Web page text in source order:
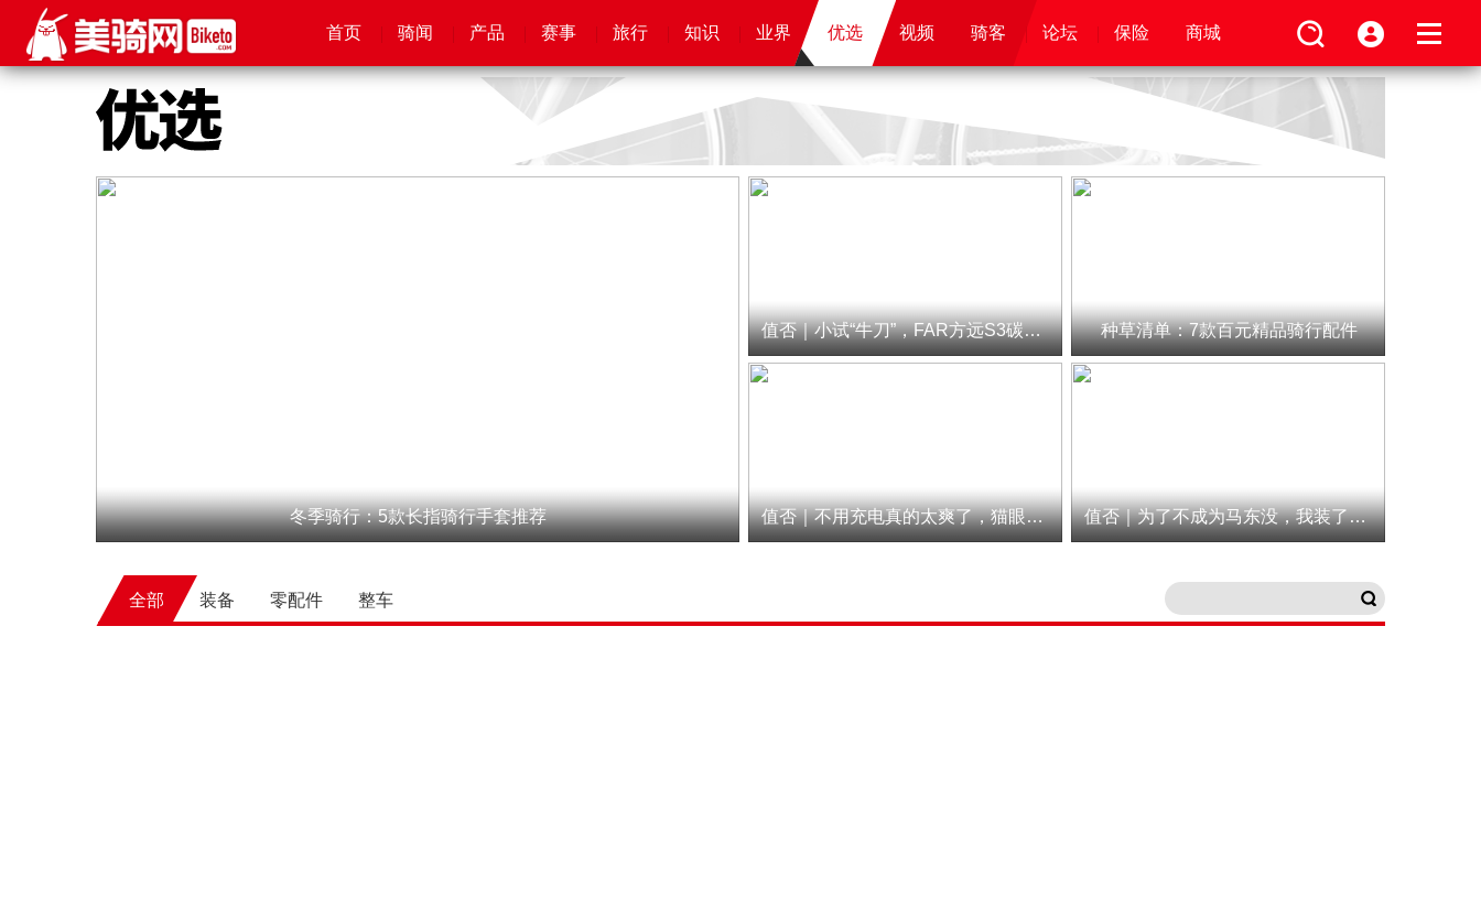
首页 骑闻 产品 赛事 旅行 知识 骑客 论坛 保险 商城
首页 骑闻 产品 赛事 旅行 知识 业界 优选 骑客 视频 论坛 保险 商城
首页 骑闻 产品 赛事 旅行 知识 业界 优选 视频 骑客 论坛 保险 商城
首页 骑闻 产品 赛事 旅行 知识 业界 优选 视频 骑客 论坛 保险 商城
冬季骑行：5款长指骑行手套推荐
值否｜小试“牛刀”，FAR方远S3碳纤维轮组 种草清单：7款百元精品骑行配件
值否｜不用充电真的太爽了，猫眼Quick码表 值否｜为了不成为马东没，我装了佳明Varia 515雷达尾灯
全部 装备 零配件 整车
全部 装备 零配件 整车